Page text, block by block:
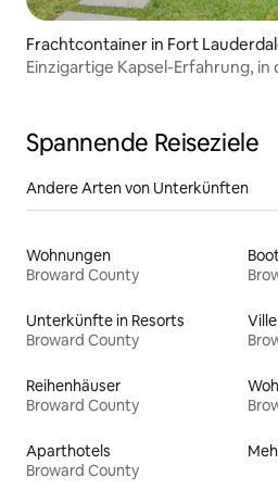
Frachtcontainer in Fort
Einzigartige Kapsel-Erfahrung, in
Spannende Reiseziele
Andere Arten von Unterkünften
Wohnungen
Broward County
Unterkünfte in Resorts
Broward County
Reihenhäuser
Broward County
Aparthotels
Broward County